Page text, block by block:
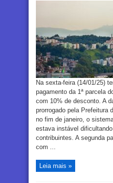
Na sexta-feira (14/01/25)
pagamento da 1ª parcela
com 10% de desconto. A
prorrogado pela Prefeitura
no fim de janeiro, o
estava instável
contribuintes. A segunda
com ...
Leia mais »